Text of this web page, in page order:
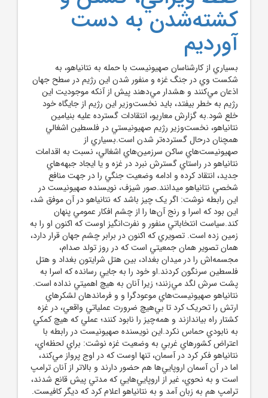
کشته‌شدن به دست
آورديم
بسياري از کارشناسان صهيونيست با حمله به نتانياهو، به
شکست وي در جنگ غزه و منفور شدن اين رژيم در سطح جهان
اذعان مي‌کنند و هشدار مي‌دهند پيش از آنکه موجوديت اين
رژيم به خطر بيفتد، بايد نخست‌وزير اين رژيم از جايگاه خود
خلع شود.به گزارش معاريو، انتقادات گسترده عليه بنيامين
نتانياهو، نخست‌وزير رژيم صهيونيستي در فلسطين اشغالي
همچنان درحال گسترده‌تر شدن است.بسياري از
صهيونيست‌هاي ساکن سرزمين‌هاي اشغالي، نسبت به اقدامات
نتانياهو در راستاي گسترش نبرد در غزه و يا ايجاد جبهه‌هاي
جديد، انتقاد کرده و ادامه وضعيت جنگي را در جهت منافع
شخصي نتانياهو ميدانند.صور شيزف،‌ نويسنده صهيونيست در
اين رابطه نوشت: اگر يک چيز باشد که نتانياهو در آن موفق شد،
اين بود که اسرا و رنج آن‌ها را از چشم افکار عمومي پنهان
کند.سياست انتخاباتي منفور و نفرت‌انگيز اوست که اکنون او را به
زمين زده است. تصويري که اکنون در برابر چشم جهان قرار دارد،
همان تصوير همان جمعيتي است که در روز تولد صدام،
مجسمه‌اش را در ميدان بغداد، بين هتل شرايتون بغداد و هتل
فلسطين سرنگون کردند.او خود را به جايي رسانده که اسرا به
پشت سرش لگد مي‌زنند؛ زيرا آنان به هيچ اهميتي نداده است.
نتانياهو صهيونيست‌هاي موعودگرا و و فرماندهان لشکرهاي
ارتش را تحريک کرد تا بي‌هيچ ضرورت عملياتي واقعي، در غزه
کشتار راه بياندازند و همه‌چيز را نابود کنند؛ عملي که هيچ کمکي
به نابودي حماس نکرد.اين نويسنده صهيونيست در رابطه با
اعتراض کشورهاي غربي به وضعيت غزه نوشت: براي لحظه‌اي،
نتانياهو فکر کرد در آسمان، تنها اوست که در اوج پرواز مي‌کند،
اما در آن آسمان اروپايي‌ها هم حضور دارند و بالاتر از آنان ترامپ
است و به نحوي، غير از اروپايي‌هايي که مدتي پيش قانع شدند،
ترامپ هم به زبان آمد و به نتانياهو اعلام کرد که ديگر کافيست.